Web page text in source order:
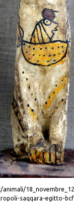
saqqara-egitto-